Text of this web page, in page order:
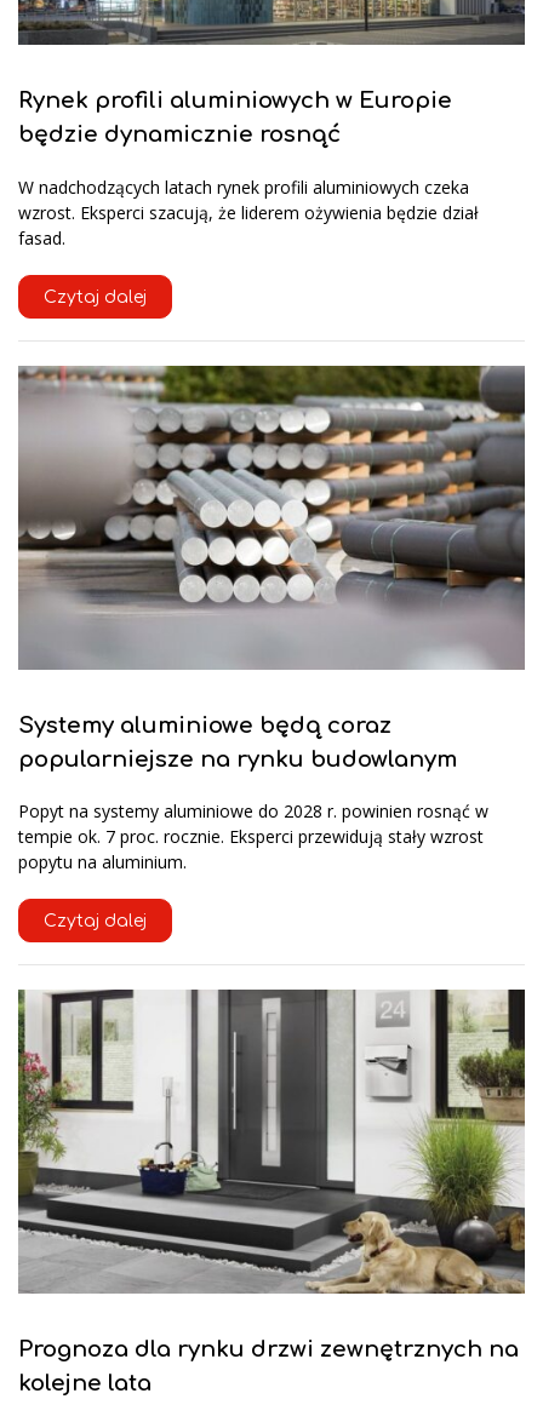
Rynek profili aluminiowych w Europie
będzie dynamicznie rosnąć
W nadchodzących latach rynek profili aluminiowych czeka
wzrost. Eksperci szacują, że liderem ożywienia będzie dział
fasad.
Czytaj dalej
Systemy aluminiowe będą coraz
popularniejsze na rynku budowlanym
Popyt na systemy aluminiowe do 2028 r. powinien rosnąć w
tempie ok. 7 proc. rocznie. Eksperci przewidują stały wzrost
popytu na aluminium.
Czytaj dalej
Prognoza dla rynku drzwi zewnętrznych na
kolejne lata